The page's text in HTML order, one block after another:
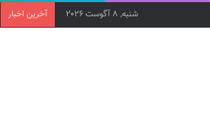
شنبه, 8 آگوست 2026 آخرین اخبار